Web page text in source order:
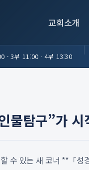
교회소개
· 3부 11:00 · 4부 13:30
물탐구”가 시
수 있는 새 코너 **「